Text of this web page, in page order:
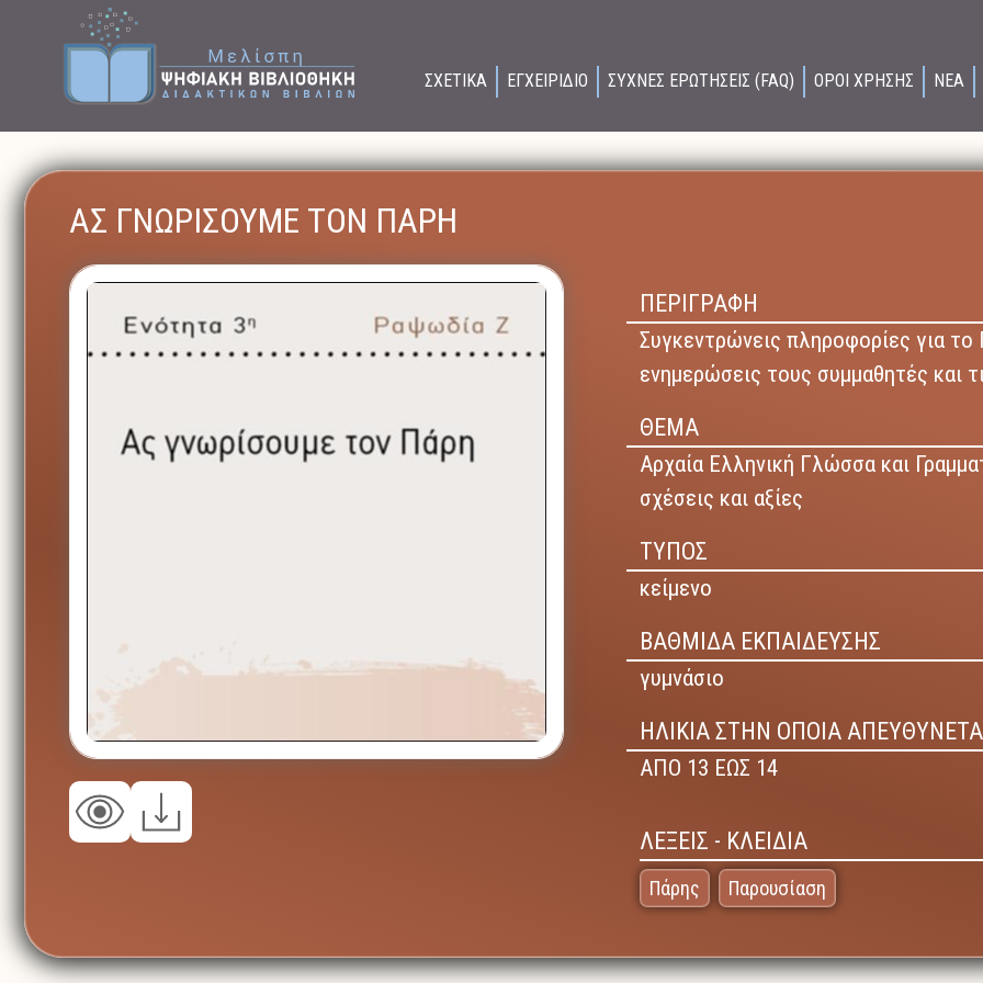
ΣΧΕΤΙΚΑ ΕΓΧΕΙΡΙΔΙΟ ΣΥΧΝΕΣ ΕΡΩΤΗΣΕΙΣ (FAQ) ΟΡΟΙ ΧΡΗΣΗΣ ΝΕΑ
ΑΣ ΓΝΩΡΙΣΟΥΜΕ ΤΟΝ ΠΑΡΗ
ΠΕΡΙΓΡΑΦΗ
Συγκεντρώνεις πληροφορίες για το
ενημερώσεις τους συμμαθητές και
ΘΕΜΑ
Αρχαία Ελληνική Γλώσσα και
σχέσεις και αξίες
ΤΥΠΟΣ
κείμενο
ΒΑΘΜΙΔΑ ΕΚΠΑΙΔΕΥΣΗΣ
γυμνάσιο
ΗΛΙΚΙΑ ΣΤΗΝ ΟΠΟΙΑ
ΑΠΟ 13 ΕΩΣ 14
ΛΕΞΕΙΣ - ΚΛΕΙΔΙΑ
Πάρης Παρουσίαση